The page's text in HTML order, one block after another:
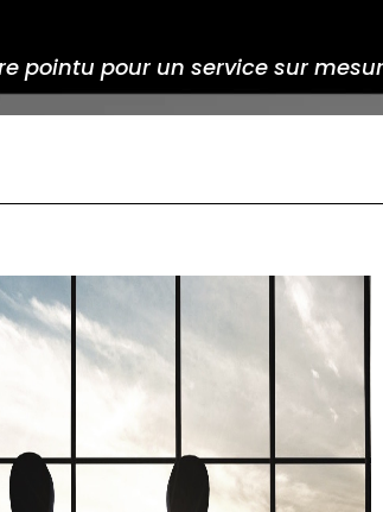
pointu pour un service sur